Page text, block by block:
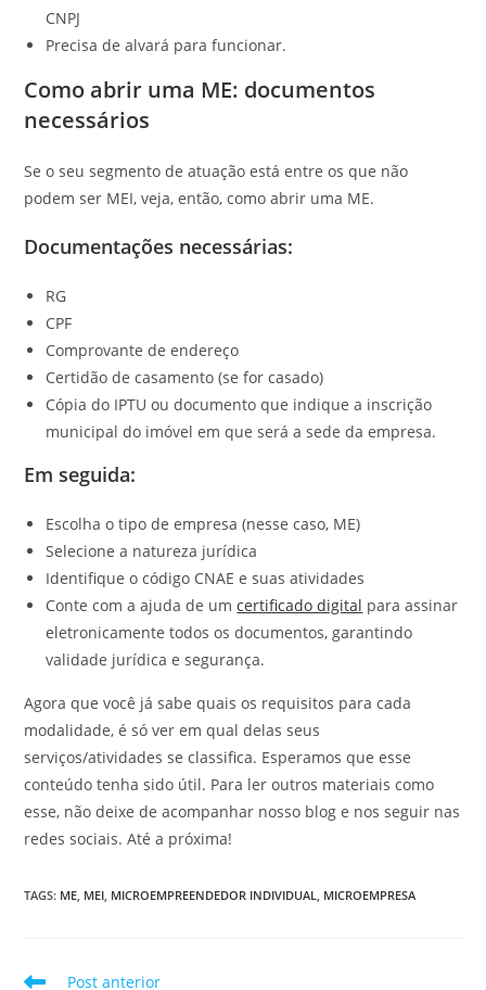
CNPJ
Precisa de alvará para funcionar.
Como abrir uma ME: documentos
necessários
Se o seu segmento de atuação está entre os que não
podem ser MEI, veja, então, como abrir uma ME.
Documentações necessárias:
RG
CPF
Comprovante de endereço
Certidão de casamento (se for casado)
Cópia do IPTU ou documento que indique a inscrição
municipal do imóvel em que será a sede da empresa.
Em seguida:
Escolha o tipo de empresa (nesse caso, ME)
Selecione a natureza jurídica
Identifique o código CNAE e suas atividades
Conte com a ajuda de umcertificado digital para assinar
eletronicamente todos os documentos, garantindo
validade jurídica e segurança.
Agora que você já sabe quais os requisitos para cada
modalidade, é só ver em qual delas seus
serviços/atividades se classifica. Esperamos que esse
conteúdo tenha sido útil. Para ler outros materiais como
esse, não deixe de acompanhar nosso blog e nos seguir nas
redes sociais. Até a próxima!
TAGS: ME, MEI, MICROEMPREENDEDOR INDIVIDUAL, MICROEMPRESA
Leia Post anterior